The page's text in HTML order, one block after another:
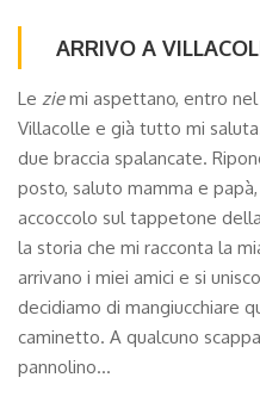
ARRIVO A
Le ziemi aspettano, entro
Villacolle e già tutto mi
due braccia spalancate.
posto, saluto mamma e
accoccolo sul tappetone della
la storia che mi racconta la
arrivano i miei amici e si
decidiamo di mangiucchiare
caminetto. A qualcuno
pannolino…